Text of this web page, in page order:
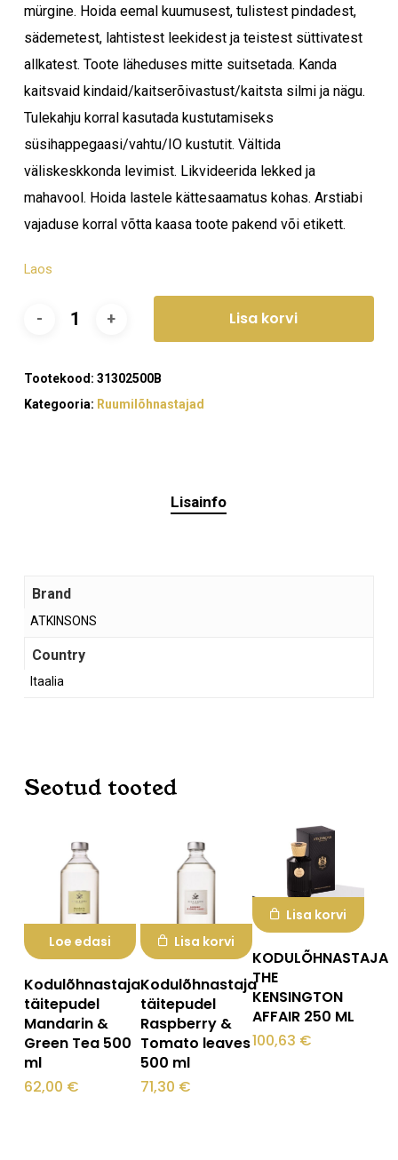
Ostukorvis ei ole tooteid.
mürgine. Hoida eemal kuumusest, tulistest pindadest,
sädemetest, lahtistest leekidest ja teistest süttivatest
allkatest. Toote läheduses mitte suitsetada. Kanda
kaitsvaid kindaid/kaitserõivastust/kaitsta silmi ja nägu.
Tulekahju korral kasutada kustutamiseks
süsihappegaasi/vahtu/IO kustutit. Vältida
väliskeskkonda levimist. Likvideerida lekked ja
mahavool. Hoida lastele kättesaamatus kohas. Arstiabi
vajaduse korral võtta kaasa toote pakend või etikett.
Laos
Lisa korvi
Tootekood: 31302500B
Kategooria: Ruumilõhnastajad
Lisainfo
Brand
ATKINSONS
Country
Itaalia
Seotud tooted
Loe edasi
Kodulõhnastaja
täitepudel
Mandarin &
Green Tea 500
ml
62,00 €
Lisa korvi
Kodulõhnastaja
täitepudel
Raspberry &
Tomato leaves
500 ml
71,30 €
Lisa korvi
KODULÕHNASTAJA
THE
KENSINGTON
AFFAIR 250 ML
100,63 €